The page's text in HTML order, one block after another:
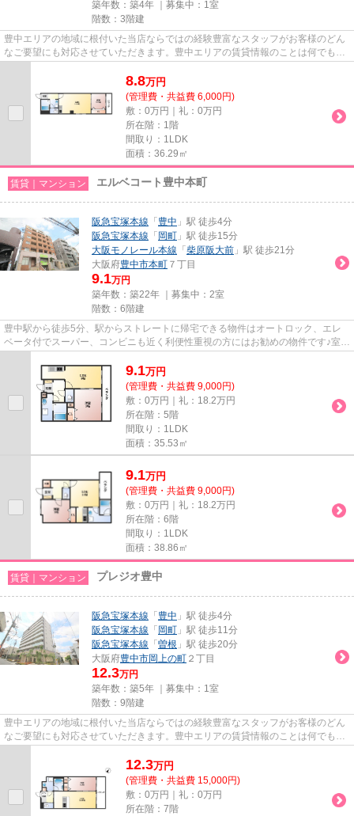
築年数：築4年 ｜募集中： 1室
階数：3階建
豊中エリアの地域に根付いた当店ならではの経験豊富なスタッフがお客様のどん
なご要望にも対応させていただきます。豊中エリアの賃貸情報のことは何でもお
8.8万円
(管理費・共益費 6,000円)
敷：0万円｜礼：0万円
所在階：1階
間取り：1LDK
面積：36.29㎡
賃貸｜マンション エルベコート豊中本町
阪急宝塚本線 「 豊中 」駅 徒歩4分
阪急宝塚本線 「 岡町 」駅 徒歩15分
大阪モノレール本線 「 柴原阪大前 」駅 徒歩21分
大阪府豊中市本町 ７丁目
9.1万円
築年数：築22年 ｜募集中： 2室
階数：6階建
豊中駅から徒歩5分、駅からストレートに帰宅できる物件はオートロック、エレ
ベータ付でスーパー、コンビニも近く利便性重視の方にはお勧めの物件です♪室内
9.1万円
(管理費・共益費 9,000円)
敷：0万円｜礼：18.2万円
所在階：5階
間取り：1LDK
面積：35.53㎡
9.1万円
(管理費・共益費 9,000円)
敷：0万円｜礼：18.2万円
所在階：6階
間取り：1LDK
面積：38.86㎡
賃貸｜マンション プレジオ豊中
阪急宝塚本線 「 豊中 」駅 徒歩4分
阪急宝塚本線 「 岡町 」駅 徒歩11分
阪急宝塚本線 「 曽根 」駅 徒歩20分
大阪府豊中市岡上の町 ２丁目
12.3万円
築年数：築5年 ｜募集中： 1室
階数：9階建
豊中エリアの地域に根付いた当店ならではの経験豊富なスタッフがお客様のどん
なご要望にも対応させていただきます。豊中エリアの賃貸情報のことは何でもお
12.3万円
(管理費・共益費 15,000円)
敷：0万円｜礼：0万円
所在階：7階